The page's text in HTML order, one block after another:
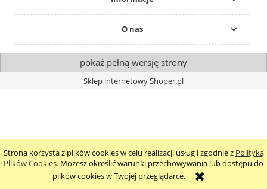
Strona korzysta z plików cookies w celu realizacji usług i zgodnie z Polityką
Plików Cookies. Możesz określić warunki przechowywania lub dostępu do
plików cookies w Twojej przeglądarce.
O nas
pokaż pełną wersję strony
Sklep internetowy Shoper.pl